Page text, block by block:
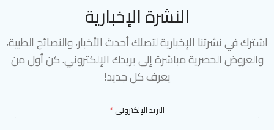
النشرة الإخبارية
اشترك في نشرتنا الإخبارية لتصلك أحدث الأخبار، والنصائح الطبية،
والعروض الحصرية مباشرة إلى بريدك الإلكتروني. كن أول من
يعرف كل جديد!
البريد الإلكترونى*